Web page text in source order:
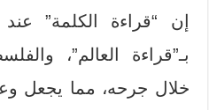
إن “قراءة الكلمة”
بـ”قراءة العالم”،
خلال جرحه، مما يجعل